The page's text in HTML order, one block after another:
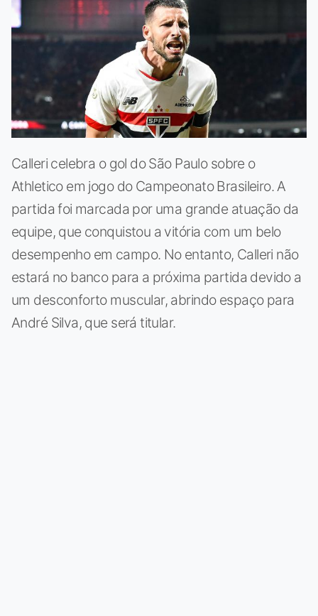
Calleri celebra o gol do São Paulo sobre o
Athletico em jogo do Campeonato Brasileiro. A
partida foi marcada por uma grande atuação da
equipe, que conquistou a vitória com um belo
desempenho em campo. No entanto, Calleri não
estará no banco para a próxima partida devido a
um desconforto muscular, abrindo espaço para
André Silva, que será titular.